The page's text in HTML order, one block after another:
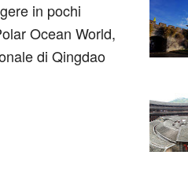
in pochi
Ocean World,
di Qingdao